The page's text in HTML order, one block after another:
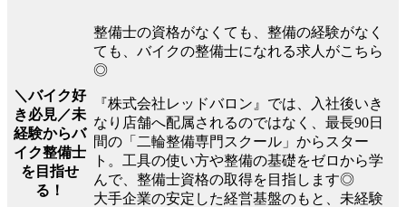
＼バイク好
き必見／未
経験からバ
イク整備士
を目指せ
る！
整備士の資格がなくても、整備の経験がなく
ても、バイクの整備士になれる求人がこちら
◎
『株式会社レッドバロン』では、入社後いき
なり店舗へ配属されるのではなく、最長90日
間の「二輪整備専門スクール」からスター
ト。工具の使い方や整備の基礎をゼロから学
んで、整備士資格の取得を目指します◎
大手企業の安定した経営基盤のもと、未経験